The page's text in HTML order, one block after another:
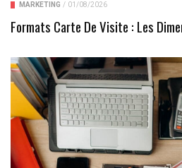
MARKETING / 01/08/2026
Formats Carte De Visite : Les